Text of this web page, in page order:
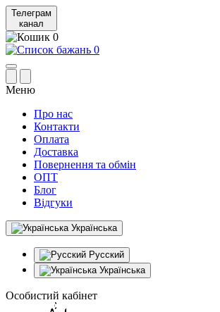
Телеграм
канал
0
0
Меню
Про нас
Контакти
Оплата
Доставка
Повернення та обмін
ОПТ
Блог
Відгуки
Українська
Русский
Українська
Особистий кабінет